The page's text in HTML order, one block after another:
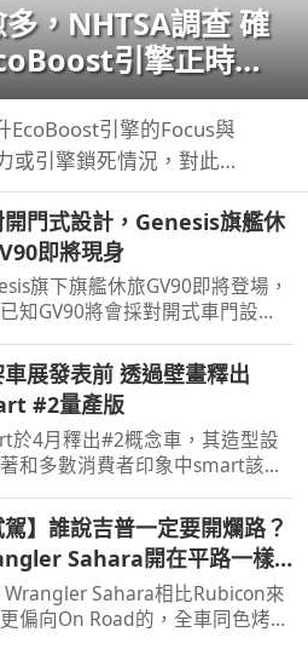
，NHTSA調查 確
引擎正時皮
引擎鎖死
EcoBoost引擎的Focus與
或引擎鎖死情況，對此
甚至還擴大範圍和技術工程
。
門式設計，Genesis旗艦休
即將現身
旗下旗艦休旅GV90即將登場，
知GV90將會採對開式車門設
動力部分預計將會純電系統。
車展發表前 透過壁畫釋出
#2量產版
於4月釋出#2概念車，其造型設
和多數消費者印象中smart該有
近日smart就透過壁畫公布#2量產
。
駕】誰說吉普一定要開爛路？
Sahara開在平路一樣
Wrangler Sahara相比Rubicon來
偏向On Road的，全車同色烤